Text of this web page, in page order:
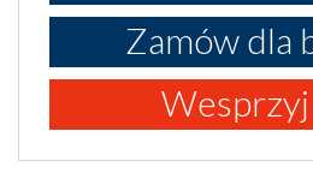
Zamów dla
Wesprzyj